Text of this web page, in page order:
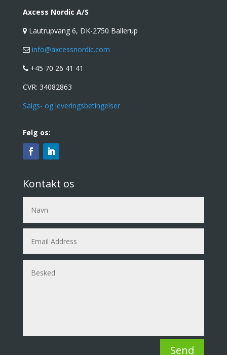
Axcess Nordic A/S
Lautrupvang 6, DK-2750 Ballerup
info@axcessnordic.com
+45 70 26 41 41
CVR: 34082863
Salgs- og leveringsbetingelser
Følg os:
Kontakt os
Send